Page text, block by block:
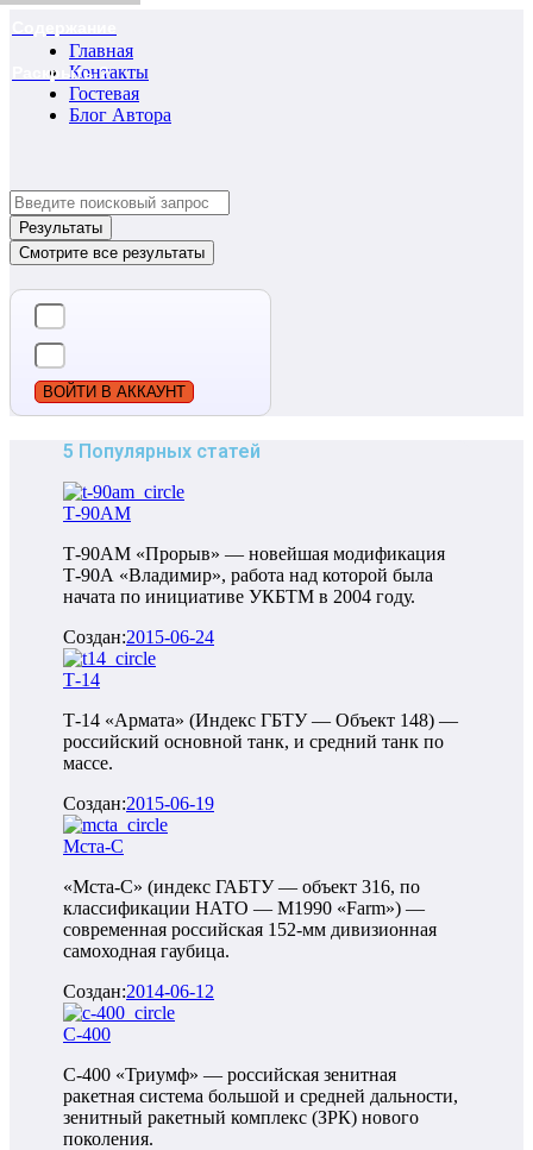
Главная
Контакты
Гостевая
Блог Автора
Search
...Результаты
Смотрите все результаты
ВОЙТИ В АККАУНТ
Раскрыть ?
5 Популярных статей
Т-90АМ
Т-90АМ «Прорыв» — новейшая модификация
Т-90А «Владимир», работа над которой была
начата по инициативе УКБТМ в 2004 году.
Создан:2015-06-24
Т-14
Т-14 «Армата» (Индекс ГБТУ — Объект 148) —
российский основной танк, и средний танк по
массе.
Создан:2015-06-19
Мста-С
«Мста-С» (индекс ГАБТУ — объект 316, по
классификации НАТО — M1990 «Farm») —
современная российская 152-мм дивизионная
самоходная гаубица.
Создан:2014-06-12
С-400
С-400 «Триумф» — российская зенитная
ракетная система большой и средней дальности,
зенитный ракетный комплекс (ЗРК) нового
поколения.